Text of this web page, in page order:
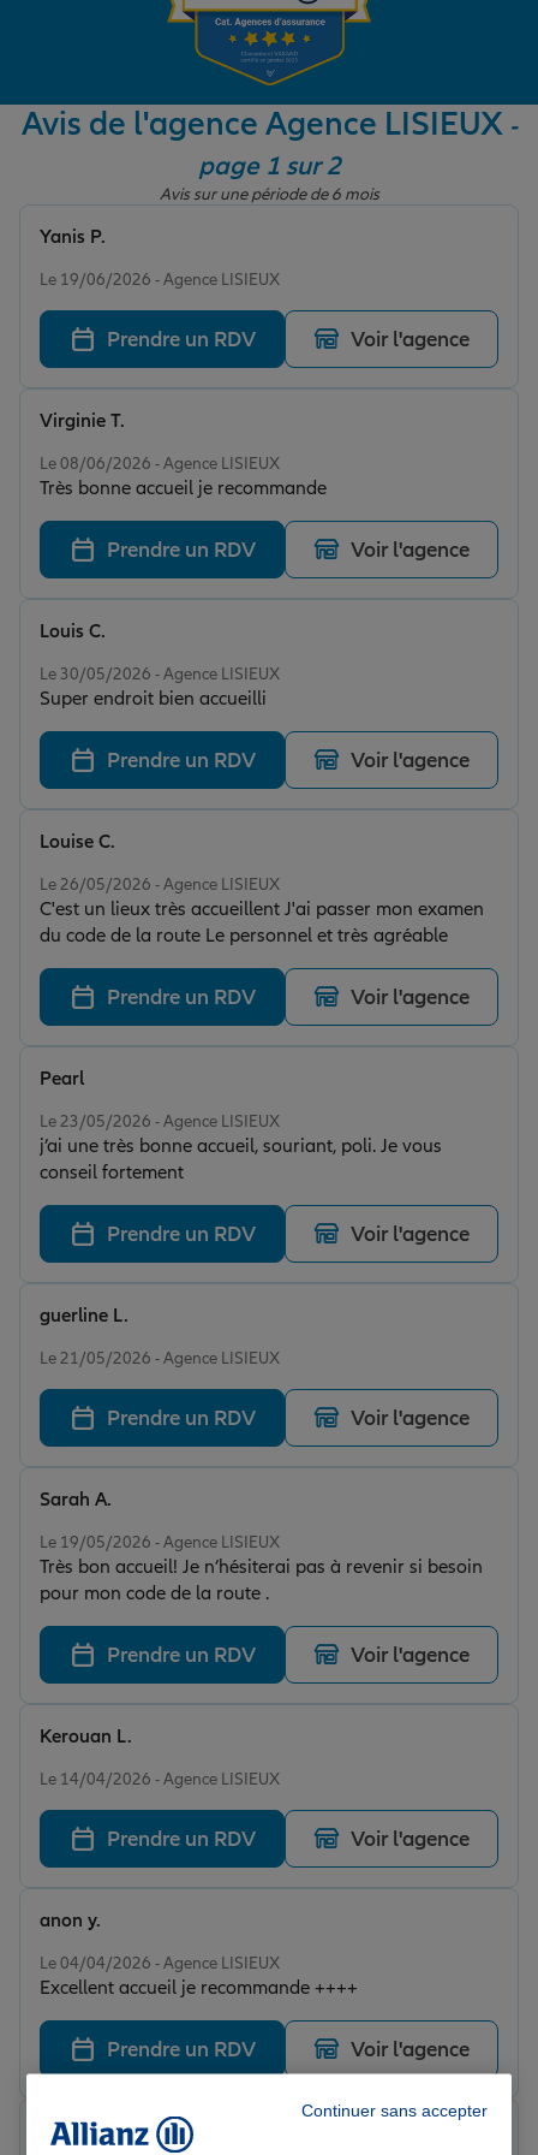
Garantie des accidents de la vie
Assurance scolaire
Retraite
Tous nos devis d'assurance
Avis de l'agence Agence LISIEUX-
page 1 sur 2
Avis sur une période de 6 mois
Le 19/06/2026 - Agence LISIEUX
Yanis P.
Prendre un RDV Voir l'agence
Le 08/06/2026 - Agence LISIEUX
Très bonne accueil je recommande
Virginie T.
Prendre un RDV Voir l'agence
Le 30/05/2026 - Agence LISIEUX
Super endroit bien accueilli
Louis C.
Prendre un RDV Voir l'agence
Le 26/05/2026 - Agence LISIEUX
C'est un lieux très accueillent J'ai passer mon examen
du code de la route Le personnel et très agréable
Louise C.
Prendre un RDV Voir l'agence
Le 23/05/2026 - Agence LISIEUX
j’ai une très bonne accueil, souriant, poli. Je vous
conseil fortement
Pearl
Prendre un RDV Voir l'agence
Le 21/05/2026 - Agence LISIEUX
guerline L.
Prendre un RDV Voir l'agence
Le 19/05/2026 - Agence LISIEUX
Très bon accueil! Je n’hésiterai pas à revenir si besoin
pour mon code de la route .
Sarah A.
Prendre un RDV Voir l'agence
Le 14/04/2026 - Agence LISIEUX
Kerouan L.
Prendre un RDV Voir l'agence
Le 04/04/2026 - Agence LISIEUX
Excellent accueil je recommande ++++
anon y.
Prendre un RDV Voir l'agence
patricia j.
Continuer sans accepter